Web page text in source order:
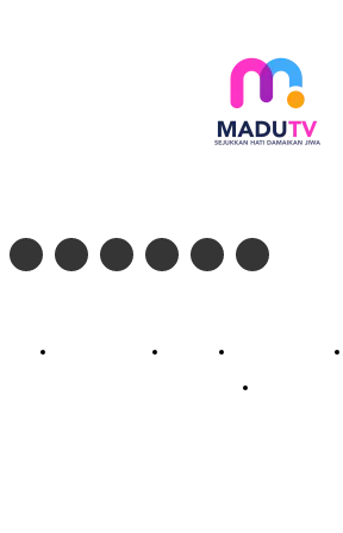
Profil Madu TV Redaksi Pedoman Siber